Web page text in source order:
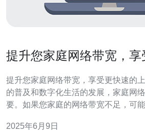
提升您家庭网络带宽，享
提升您家庭网络带宽，享受更快速的上网体验
的普及和数字化生活的发展，家庭网
要。如果您家庭的网络带宽不足，可
庭网络带宽可以通过多种方法实现。
2025年6月9日